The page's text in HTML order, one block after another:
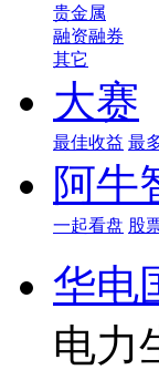
贵金属
融资融券
其它
大赛
最佳收益 最
阿牛
一起看盘 股
华电
电力